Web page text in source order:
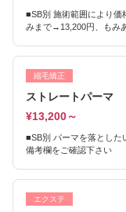
■SB別 施術範囲により
みまで→13,200円、もみ
縮毛矯正
ストレートパーマ
¥13,200～
■SB別 パーマを落とし
備考欄をご確認下さい
エクステ